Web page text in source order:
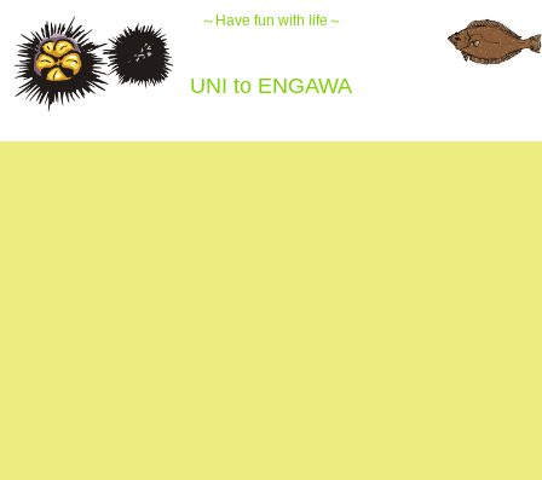
～Have fun with life～
UNI to ENGAWA